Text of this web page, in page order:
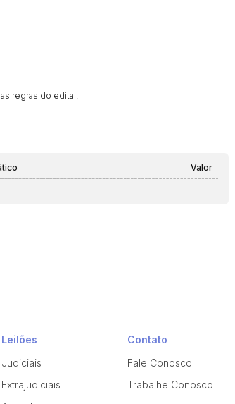
regras do edital.
Valor
Leilões
Judiciais
Extrajudiciais
Contato
Fale Conosco
Trabalhe Conosco